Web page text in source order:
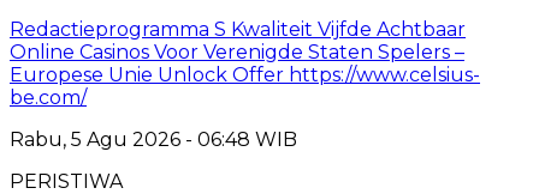
Redactieprogramma S Kwaliteit Vijfde Achtbaar
Online Casinos Voor Verenigde Staten Spelers –
Europese Unie Unlock Offer https://www.celsius-
be.com/
Rabu, 5 Agu 2026 - 06:48 WIB
PERISTIWA